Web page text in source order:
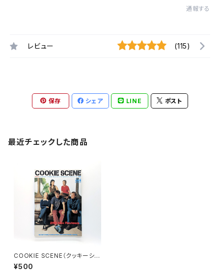
通報する
レビュー (115)
保存 シェア LINE ポスト
最近チェックした商品
COOKIE SCENE（クッキーシー
ン）Vol.9 1999年9月
¥500